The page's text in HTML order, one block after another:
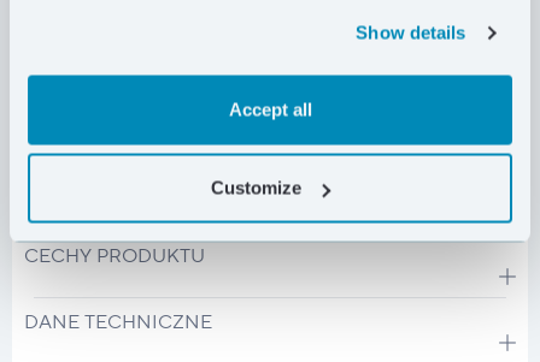
Show details
Accept all
Customize
hydrofobowym, co zapewnia doskonałą odporność
twarzy i szyi, pozwalając na dopasowanie rozmiaru
do Twoich potrzeb.
CECHY PRODUKTU
DANE TECHNICZNE